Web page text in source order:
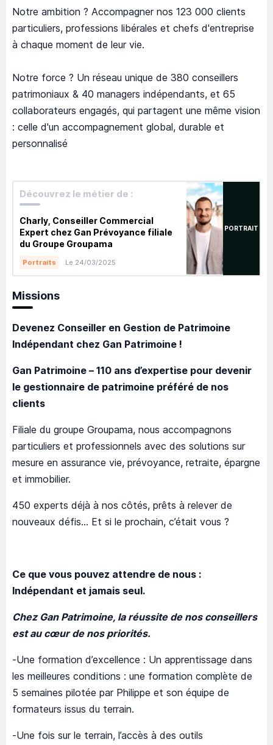
Notre ambition ? Accompagner nos 123 000 clients
particuliers, professions libérales et chefs d'entreprise
à chaque moment de leur vie.
Notre force ? Un réseau unique de 380 conseillers
patrimoniaux & 40 managers indépendants, et 65
collaborateurs engagés, qui partagent une même vision
: celle d'un accompagnement global, durable et
personnalisé
Découvrez le métier de :
Charly, Conseiller Commercial
Expert chez Gan Prévoyance filiale
du Groupe Groupama
Portraits Le 24/03/2025
PORTRAIT
Missions
Devenez Conseiller en Gestion de Patrimoine
Indépendant chez Gan Patrimoine !
Gan Patrimoine – 110 ans d’expertise pour devenir
le gestionnaire de patrimoine préféré de nos
clients
Filiale du groupe Groupama, nous accompagnons
particuliers et professionnels avec des solutions sur
mesure en assurance vie, prévoyance, retraite, épargne
et immobilier.
450 experts déjà à nos côtés, prêts à relever de
nouveaux défis… Et si le prochain, c’était vous ?
Ce que vous pouvez attendre de nous :
Indépendant et jamais seul.
Chez Gan Patrimoine, la réussite de nos conseillers
est au cœur de nos priorités.
-Une formation d’excellence : Un apprentissage dans
les meilleures conditions : une formation complète de
5 semaines pilotée par Philippe et son équipe de
formateurs issus du terrain.
-Une fois sur le terrain, l’accès à des outils